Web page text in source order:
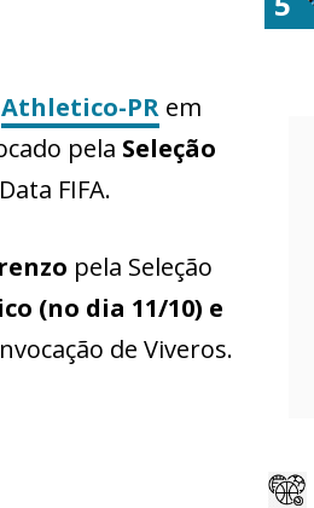
Athletico-PR em
pela Seleção
FIFA.
pela Seleção
(no dia 11/10) e
de Viveros.